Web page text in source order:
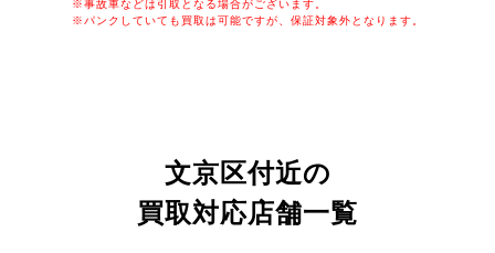
※事故車などは引取となる場合がございます。
※パンクしていても買取は可能ですが、保証対象外となります。
文京区付近の
買取対応店舗一覧